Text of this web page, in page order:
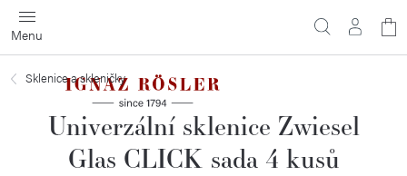
Přejít
na
obsah
Sklenice a skleničky
Univerzální sklenice Zwiesel
Glas CLICK sada 4 kusů